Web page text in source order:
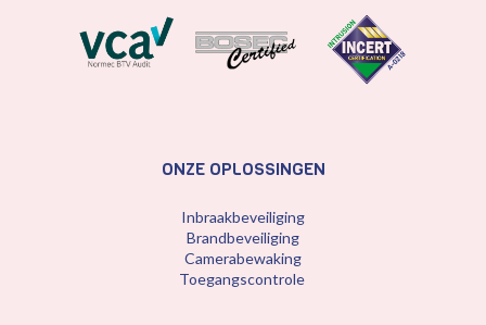
ONZE OPLOSSINGEN
Inbraakbeveiliging
Brandbeveiliging
Camerabewaking
Toegangscontrole